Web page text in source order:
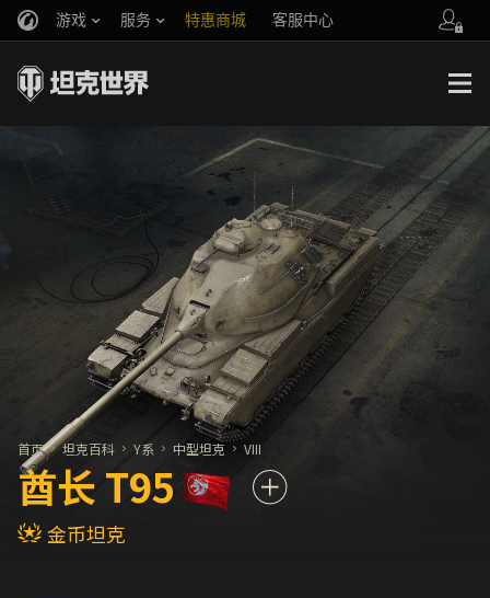
游戏 服务 特惠商城 客服中心
你好，吾久
万圣节
《以战止战》
官方自媒体
首页 坦克百科 Y系 中型坦克 VIII
酋长 T95
金币坦克